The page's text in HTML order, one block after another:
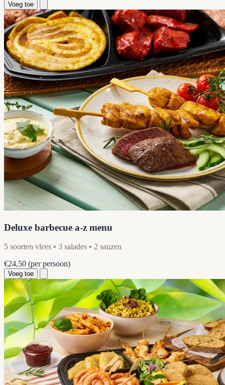
Voeg toe
Deluxe barbecue a-z menu
5 soorten vlees • 3 salades • 2 sauzen
€24,50 (per persoon)
Voeg toe